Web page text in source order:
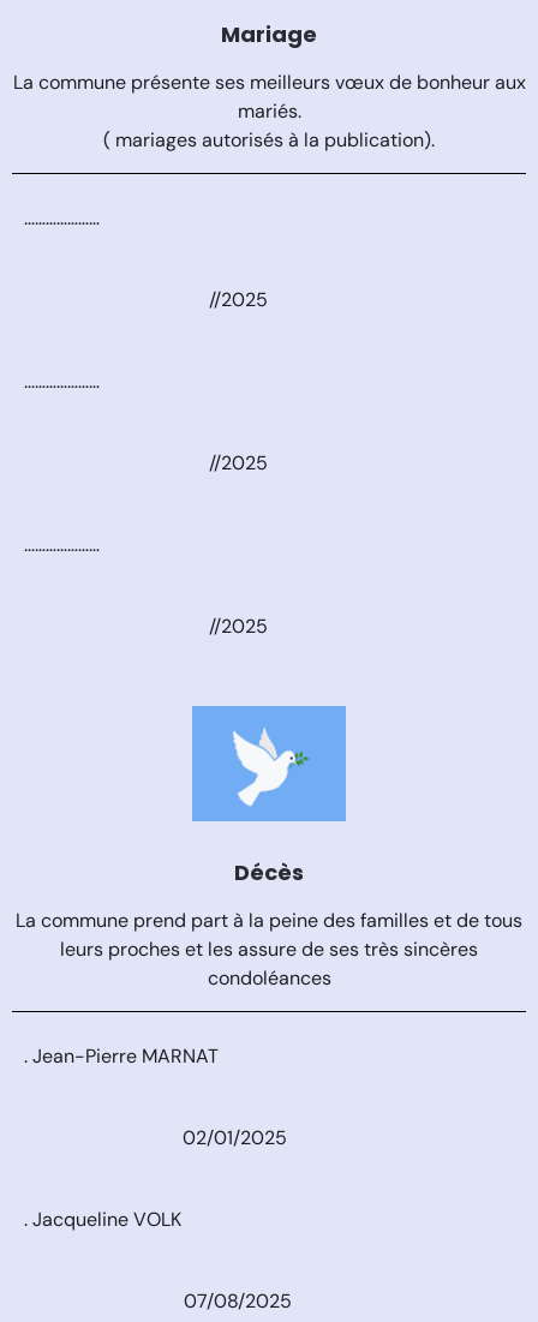
Mariage
La commune présente ses meilleurs vœux de bonheur aux
mariés.
( mariages autorisés à la publication).
…………………
//2025
…………………
//2025
…………………
//2025
Décès
La commune prend part à la peine des familles et de tous
leurs proches et les assure de ses très sincères
condoléances
. Jean-Pierre MARNAT
02/01/2025
. Jacqueline VOLK
07/08/2025